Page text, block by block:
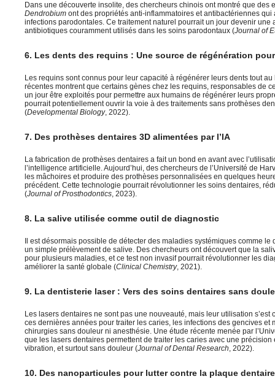
Dans une découverte insolite, des chercheurs chinois ont montré que des
Dendrobium ont des propriétés anti-inflammatoires et antibactériennes qui
infections parodontales. Ce traitement naturel pourrait un jour devenir une
antibiotiques couramment utilisés dans les soins parodontaux (Journal of
6. Les dents des requins : Une source de régénération
Les requins sont connus pour leur capacité à régénérer leurs dents tout
récentes montrent que certains gènes chez les requins, responsables de
un jour être exploités pour permettre aux humains de régénérer leurs
pourrait potentiellement ouvrir la voie à des traitements sans prothèses
(Developmental Biology, 2022).
7. Des prothèses dentaires 3D alimentées par l’IA
La fabrication de prothèses dentaires a fait un bond en avant avec
l’intelligence artificielle. Aujourd’hui, des chercheurs de l’Université de
les mâchoires et produire des prothèses personnalisées en quelques
précédent. Cette technologie pourrait révolutionner les soins dentaires,
(Journal of Prosthodontics, 2023).
8. La salive utilisée comme outil de diagnostic
Il est désormais possible de détecter des maladies systémiques comme
un simple prélèvement de salive. Des chercheurs ont découvert que la
pour plusieurs maladies, et ce test non invasif pourrait révolutionner les
améliorer la santé globale (Clinical Chemistry, 2021).
9. La dentisterie laser : Vers des soins dentaires sans
Les lasers dentaires ne sont pas une nouveauté, mais leur utilisation
ces dernières années pour traiter les caries, les infections des gencives et
chirurgies sans douleur ni anesthésie. Une étude récente menée par
que les lasers dentaires permettent de traiter les caries avec une précision
vibration, et surtout sans douleur (Journal of Dental Research, 2022).
10. Des nanoparticules pour lutter contre la plaque dentaire